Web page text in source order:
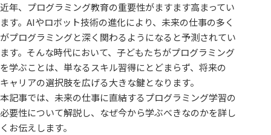
近年、プログラミング教育の重要性がますます高まってい
ます。AIやロボット技術の進化により、未来の仕事の多く
がプログラミングと深く関わるようになると予測されてい
ます。そんな時代において、子どもたちがプログラミング
を学ぶことは、単なるスキル習得にとどまらず、将来の
キャリアの選択肢を広げる大きな鍵となります。
本記事では、未来の仕事に直結するプログラミング学習の
必要性について解説し、なぜ今から学ぶべきなのかを詳し
くお伝えします。